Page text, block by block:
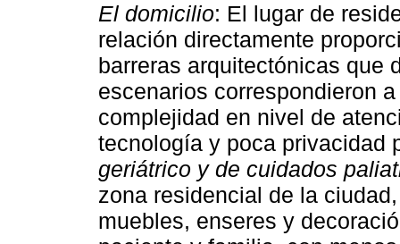
El domicilio: El lugar de
relación directamente
barreras arquitectónicas que
escenarios correspondieron
complejidad en nivel de
tecnología y poca privacidad
geriátrico y de cuidados
zona residencial de la
muebles, enseres y